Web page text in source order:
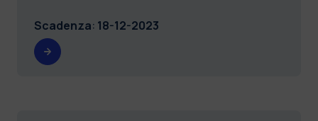
Scadenza: 18-12-2023